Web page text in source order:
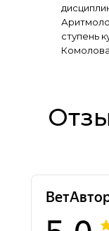
ступень
Комолова